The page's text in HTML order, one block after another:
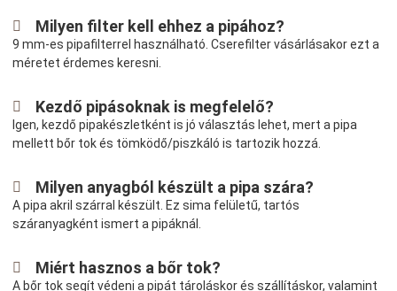
Milyen filter kell ehhez a pipához?
9 mm-es pipafilterrel használható. Cserefilter vásárlásakor ezt a
méretet érdemes keresni.
Kezdő pipásoknak is megfelelő?
Igen, kezdő pipakészletként is jó választás lehet, mert a pipa
mellett bőr tok és tömködő/piszkáló is tartozik hozzá.
Milyen anyagból készült a pipa szára?
A pipa akril szárral készült. Ez sima felületű, tartós
száranyagként ismert a pipáknál.
Miért hasznos a bőr tok?
A bőr tok segít védeni a pipát tároláskor és szállításkor, valamint